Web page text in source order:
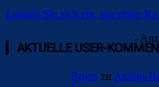
Loggen Sie sich ein, um einen